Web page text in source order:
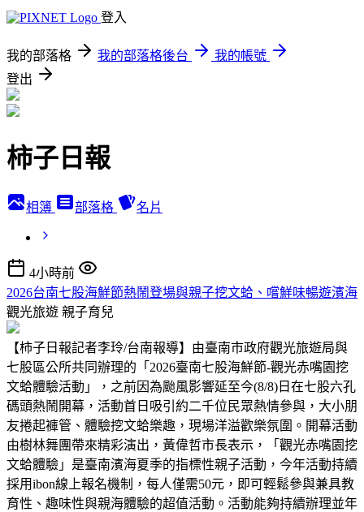
登入
我的部落格 我的部落格後台
我的帳號
登出
柿子日報
相簿 部落格 名片
4小時前
2026台南七股海鮮節熱鬧登場與親子挖文蛤、嚐鮮味暢遊濱海
觀光旅遊 親子育兒
【柿子日報記者李玲/台南報導】由臺南市政府觀光旅遊局與
七股區公所共同辦理的「2026臺南七股海鮮節-觀光赤嘴園挖
文蛤體驗活動」，之前因為颱風影響延至今(8/8)日在七股六孔
碼頭熱鬧開幕，活動首日吸引約二千位民眾熱情參與，大小朋
友捲起褲管、體驗挖文蛤樂趣，現場洋溢歡樂氛圍。開幕活動
由樹林舞團帶來精彩演出，黃偉哲市長表示，「觀光赤嘴園挖
文蛤體驗」是臺南濱海夏季的指標性親子活動，今年活動持續
採用ibon線上報名機制，每人僅需50元，即可輕鬆參與兼具教
育性、趣味性與親海體驗的超值活動。活動能夠持續辦理並年